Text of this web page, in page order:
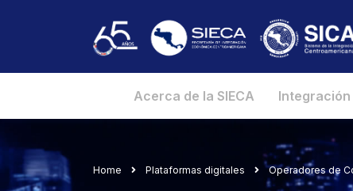
Acerca de la SIECA Integración
Home Plataformas digitales Operadores de